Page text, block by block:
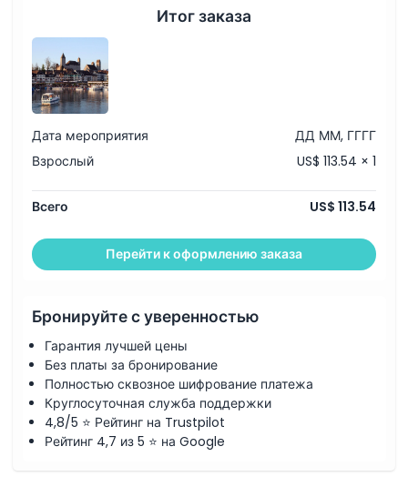
Вещи, которые нужно знать
Местоположение
Политика отмены
Итог заказа
Дата мероприятия
ДД ММ, ГГГГ
Взрослый
US$ 113.54 × 1
Всего US$ 113.54
Перейти к оформлению заказа
Бронируйте с уверенностью
Гарантия лучшей цены
Без платы за бронирование
Полностью сквозное шифрование платежа
Круглосуточная служба поддержки
4,8/5 ⭐ Рейтинг на Trustpilot
Рейтинг 4,7 из 5 ⭐ на Google